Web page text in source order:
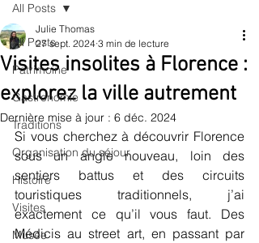
All Posts
Patrimoine
Gastronomie
Traditions
Organisation du séjour
Histoire
Visites
Musée
All Posts
Visites insolites à Florence :
explorez la ville autrement
Julie Thomas
27 sept. 2024 3 min de lecture
Dernière mise à jour : 6 déc. 2024
Si vous cherchez à découvrir Florence
sous un angle nouveau, loin des
sentiers battus et des circuits
touristiques traditionnels, j’ai
exactement ce qu’il vous faut. Des
Médicis au street art, en passant par